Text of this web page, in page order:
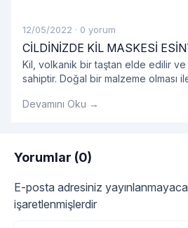
12/05/2022 · 0 yorum
CİLDİNİZDE KİL MASKESİ
Kil, volkanik bir taştan elde edilir ve
sahiptir. Doğal bir malzeme olması
Devamını Oku →
Yorumlar (0)
E-posta adresiniz
işaretlenmişlerdir